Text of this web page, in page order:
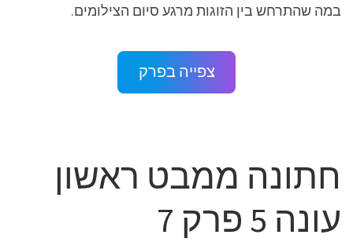
במה שהתרחש בין הזוגות מרגע סיום הצילומים.
צפייה בפרק
חתונה ממבט ראשון
עונה 5 פרק 7